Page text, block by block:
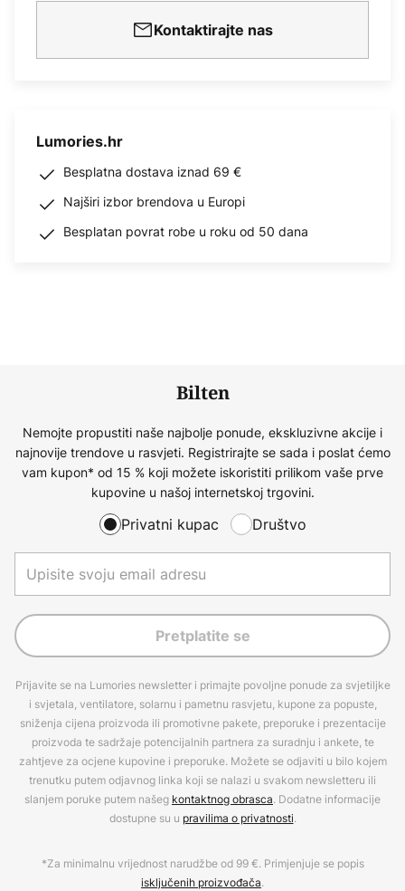
Kontaktirajte nas
Lumories.hr
Besplatna dostava iznad 69 €
Najširi izbor brendova u Europi
Besplatan povrat robe u roku od 50 dana
Bilten
Nemojte propustiti naše najbolje ponude, ekskluzivne akcije i
najnovije trendove u rasvjeti. Registrirajte se sada i poslat ćemo
vam kupon* od 15 % koji možete iskoristiti prilikom vaše prve
kupovine u našoj internetskoj trgovini.
Privatni kupac Društvo
Pretplatite se
Prijavite se na Lumories newsletter i primajte povoljne ponude za svjetiljke
i svjetala, ventilatore, solarnu i pametnu rasvjetu, kupone za popuste,
sniženja cijena proizvoda ili promotivne pakete, preporuke i prezentacije
proizvoda te sadržaje potencijalnih partnera za suradnju i ankete, te
zahtjeve za ocjene kupovine i preporuke. Možete se odjaviti u bilo kojem
trenutku putem odjavnog linka koji se nalazi u svakom newsletteru ili
slanjem poruke putem našeg kontaktnog obrasca. Dodatne informacije
dostupne su u pravilima o privatnosti.
*Za minimalnu vrijednost narudžbe od 99 €. Primjenjuje se popis
isključenih proizvođača.